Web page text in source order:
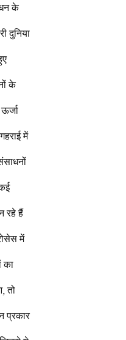
के
दुनिया
के
में
रहे हैं
में
का
तो
प्रकार